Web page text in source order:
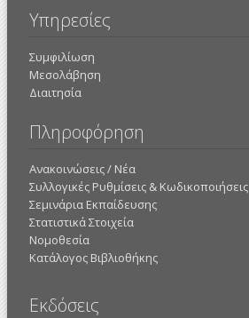
Υπηρεσίες
Συμφιλίωση
Μεσολάβηση
Διαιτησία
Πληροφόρηση
Ανακοινώσεις / Νέα
Συλλογικές Ρυθμίσεις & Κωδικοποιήσεις
Σεμινάρια Εκπαίδευσης
Στατιστικά Στοιχεία
Νομοθεσία
Κατάλογος Βιβλιοθήκης
Εκδόσεις